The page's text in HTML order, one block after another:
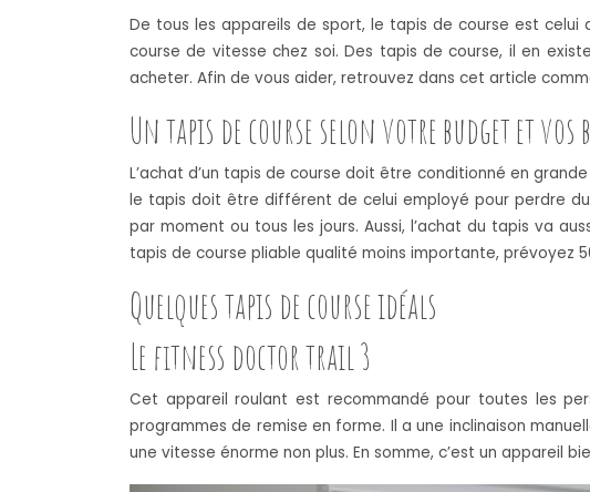
De tous les appareils de sport, le tapis de course est
course de vitesse chez soi. Des tapis de course, il en
acheter. Afin de vous aider, retrouvez dans cet article
Un tapis de course selon votre budget et vos
L’achat d’un tapis de course doit être conditionné en
le tapis doit être différent de celui employé pour perdre du
par moment ou tous les jours. Aussi, l’achat du tapis va
tapis de course pliable qualité moins importante, prévoyez
Quelques tapis de course idéals
Le fitness doctor trail 3
Cet appareil roulant est recommandé pour toutes les
programmes de remise en forme. Il a une inclinaison
une vitesse énorme non plus. En somme, c’est un appareil